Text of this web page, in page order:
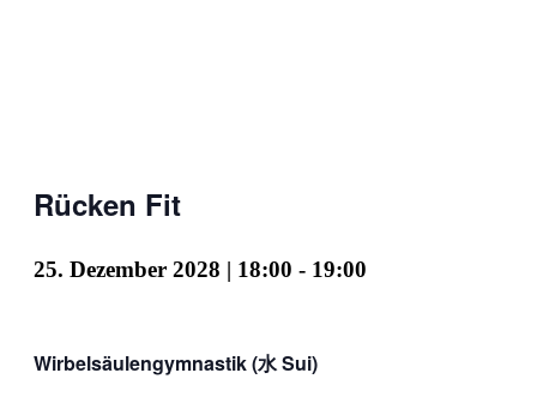
Rücken Fit
25. Dezember 2028 | 18:00 - 19:00
Wirbelsäulengymnastik (水 Sui)